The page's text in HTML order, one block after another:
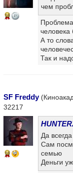
16
чем
человека
А то
Так и
SF Freddy
32217
16
Да
Сам
семью
Деньги